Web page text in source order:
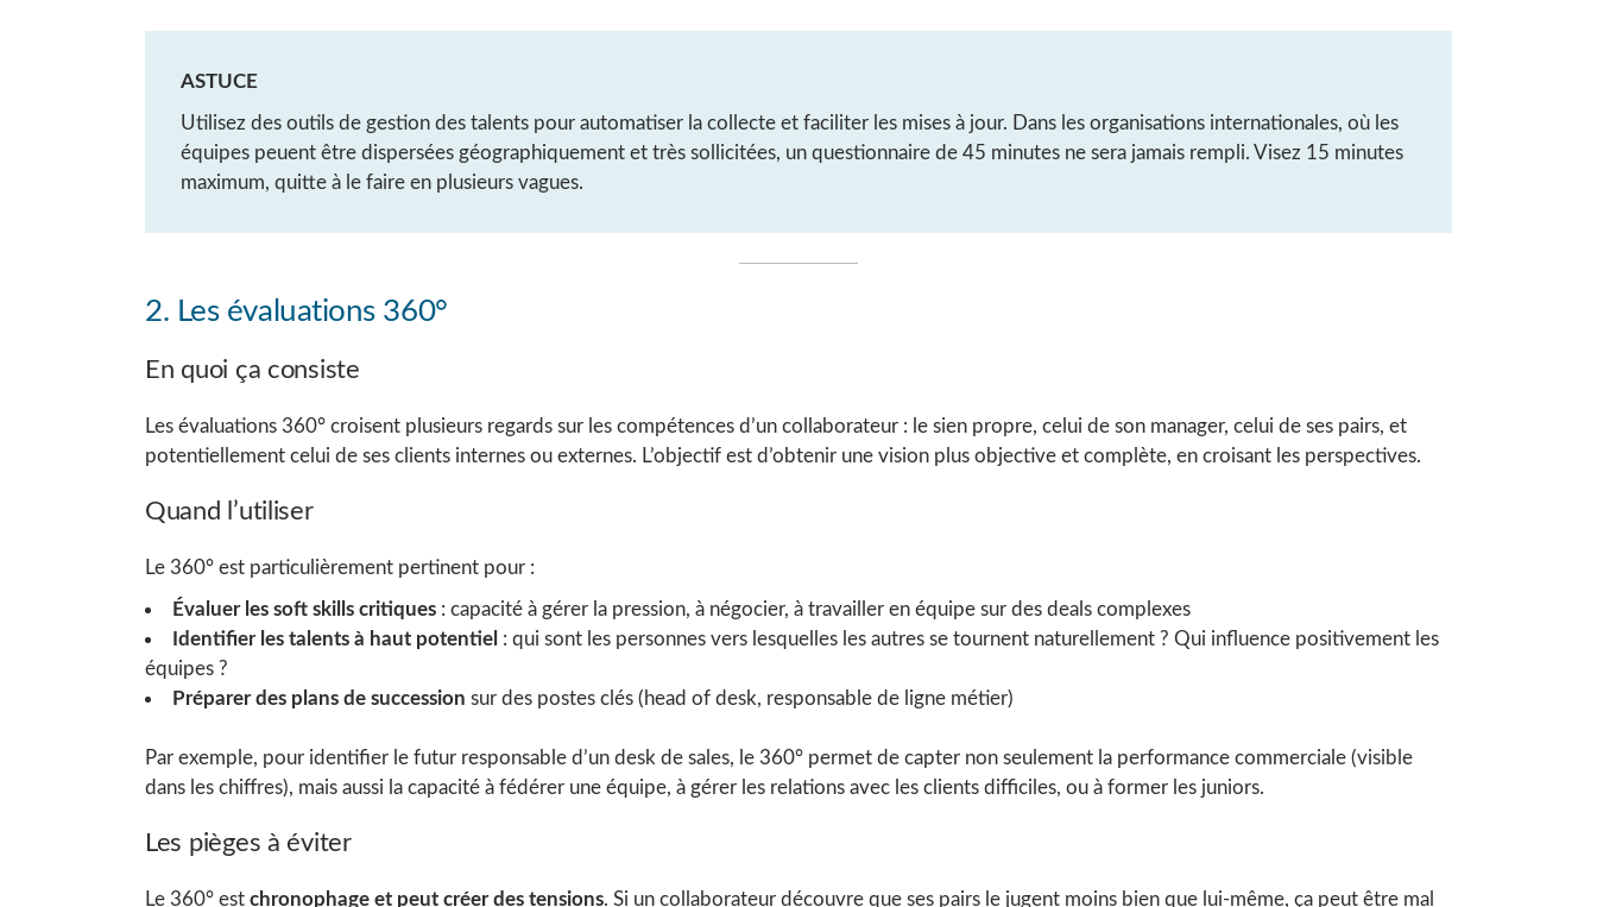
ASTUCE
Utilisez des outils de gestion des talents pour automatiser la collecte et faciliter les mises à jour. Dans les organisations internationales, où les
équipes peuent être dispersées géographiquement et très sollicitées, un questionnaire de 45 minutes ne sera jamais rempli. Visez 15 minutes
maximum, quitte à le faire en plusieurs vagues.
2. Les évaluations 360°
En quoi ça consiste
Les évaluations 360° croisent plusieurs regards sur les compétences d’un collaborateur : le sien propre, celui de son manager, celui de ses pairs, et
potentiellement celui de ses clients internes ou externes. L’objectif est d’obtenir une vision plus objective et complète, en croisant les perspectives.
Quand l’utiliser
Le 360° est particulièrement pertinent pour :
Évaluer les soft skills critiques : capacité à gérer la pression, à négocier, à travailler en équipe sur des deals complexes
Identifier les talents à haut potentiel : qui sont les personnes vers lesquelles les autres se tournent naturellement ? Qui influence positivement les
équipes ?
Préparer des plans de succession sur des postes clés (head of desk, responsable de ligne métier)
Par exemple, pour identifier le futur responsable d’un desk de sales, le 360° permet de capter non seulement la performance commerciale (visible
dans les chiffres), mais aussi la capacité à fédérer une équipe, à gérer les relations avec les clients difficiles, ou à former les juniors.
Les pièges à éviter
Le 360° est chronophage et peut créer des tensions. Si un collaborateur découvre que ses pairs le jugent moins bien que lui-même, ça peut être mal